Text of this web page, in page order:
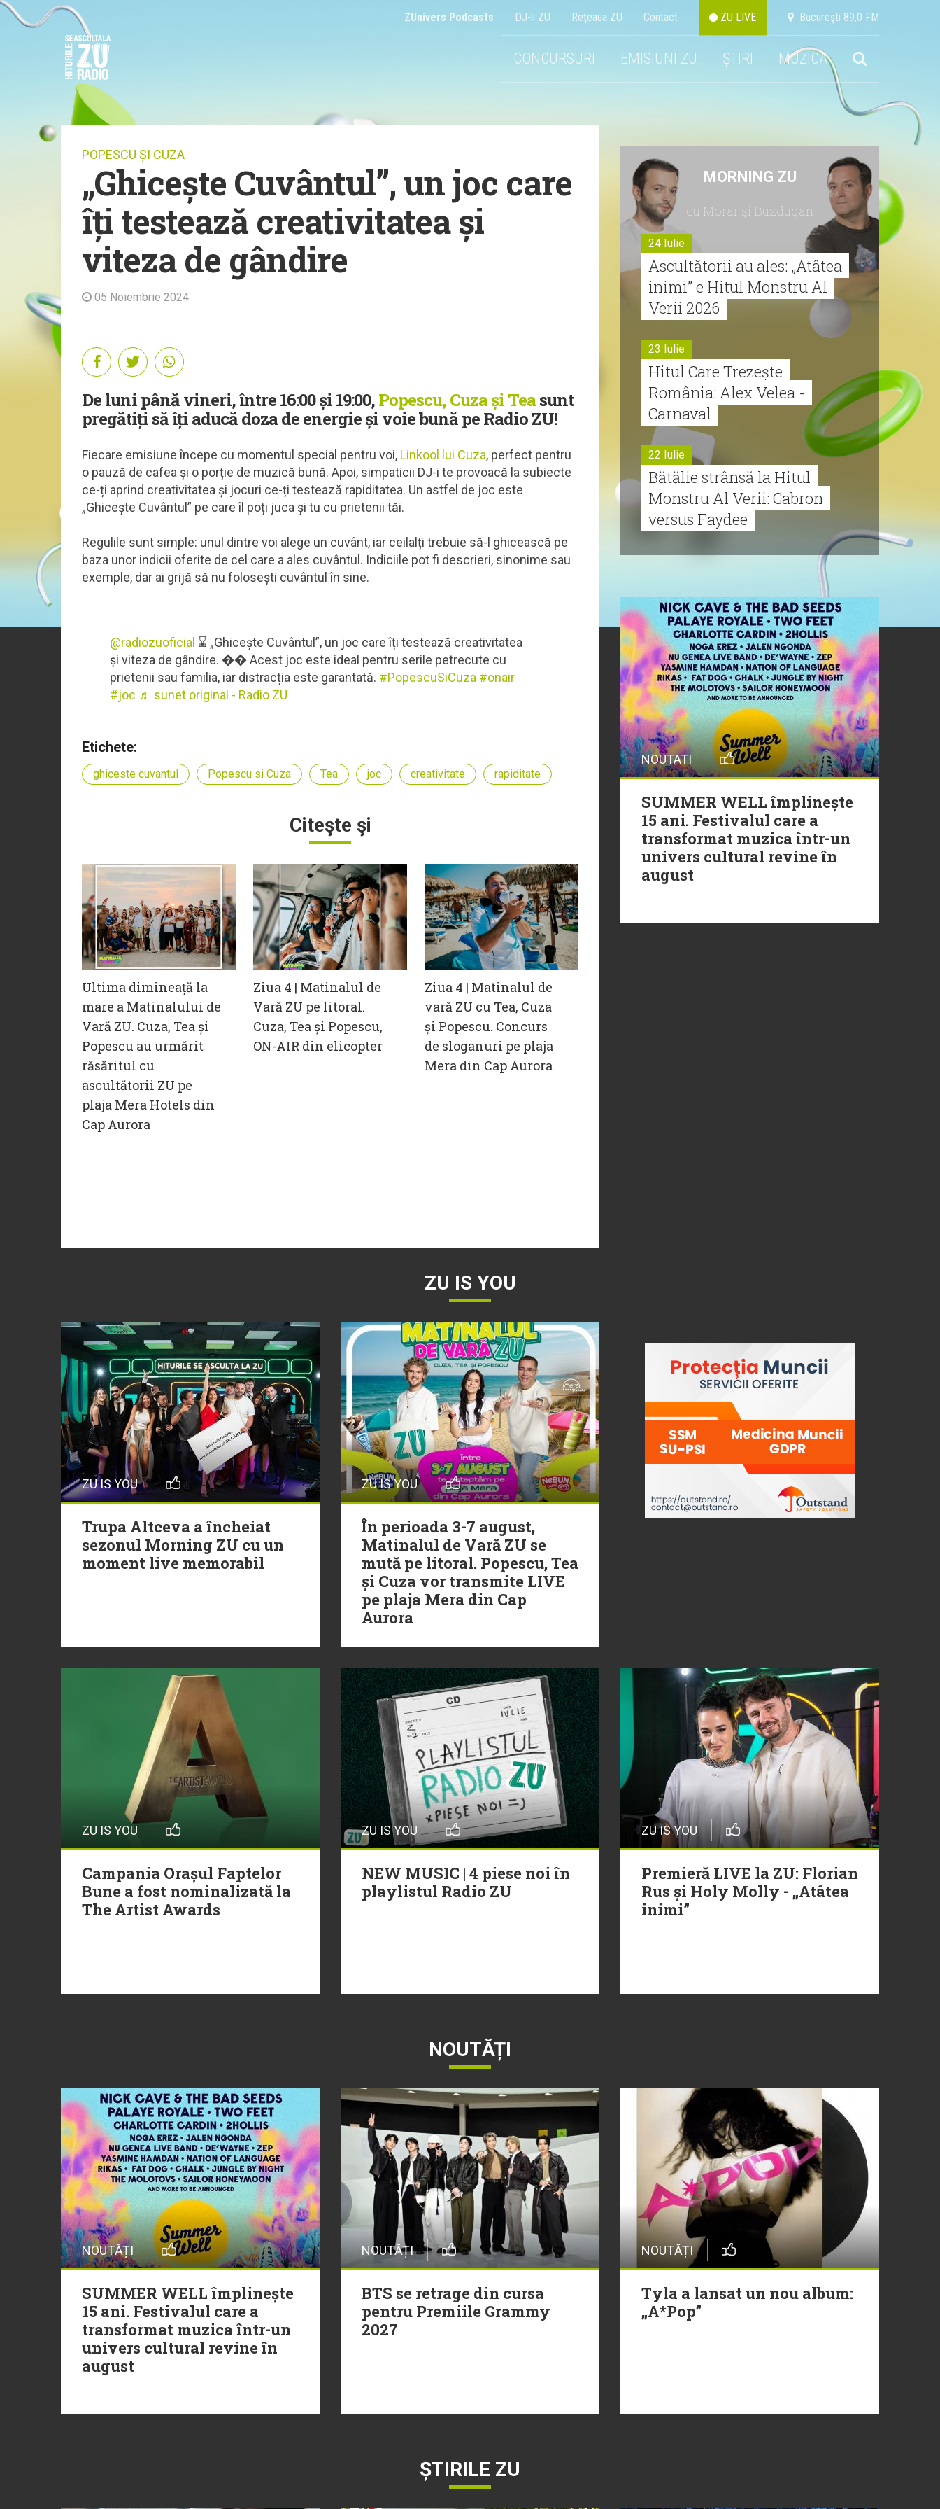
ZUnivers Podcasts DJ-ii ZU Reţeaua ZU Contact ZU LIVE Bucureşti 89,0 FM
CONCURSURI EMISIUNI ZU ȘTIRI MUZICA
POPESCU ȘI CUZA
„Ghicește Cuvântul”, un joc care
îți testează creativitatea și
viteza de gândire
05 Noiembrie 2024
De luni până vineri, între 16:00 și 19:00,Popescu, Cuza și Teasunt
pregătiți să îți aducă doza de energie și voie bună pe Radio ZU!
Fiecare emisiune începe cu momentul special pentru voi, Linkool lui Cuza, perfect pentru
o pauză de cafea și o porție de muzică bună. Apoi, simpaticii DJ-i te provoacă la subiecte
ce-ți aprind creativitatea și jocuri ce-ți testează rapiditatea. Un astfel de joc este
„Ghicește Cuvântul” pe care îl poți juca și tu cu prietenii tăi.
Regulile sunt simple: unul dintre voi alege un cuvânt, iar ceilalți trebuie să-l ghicească pe
baza unor indicii oferite de cel care a ales cuvântul. Indiciile pot fi descrieri, sinonime sau
exemple, dar ai grijă să nu folosești cuvântul în sine.
@radiozuoficial ⌛️ „Ghicește Cuvântul”, un joc care îți testează creativitatea
și viteza de gândire. �� Acest joc este ideal pentru serile petrecute cu
prietenii sau familia, iar distracția este garantată. #PopescuSiCuza #onair
#joc ♬ sunet original - Radio ZU
Etichete:
ghiceste cuvantul Popescu si Cuza Tea joc creativitate rapiditate
Citeşte şi
Ultima dimineață la
mare a Matinalului de
Vară ZU. Cuza, Tea și
Popescu au urmărit
răsăritul cu
ascultătorii ZU pe
plaja Mera Hotels din
Cap Aurora
Ziua 4 | Matinalul de
Vară ZU pe litoral.
Cuza, Tea și Popescu,
ON-AIR din elicopter
Ziua 4 | Matinalul de
vară ZU cu Tea, Cuza
și Popescu. Concurs
de sloganuri pe plaja
Mera din Cap Aurora
MORNING ZU
cu Morar şi Buzdugan
24 Iulie
Ascultătorii au ales: „Atâtea
inimi” e Hitul Monstru Al
Verii 2026
23 Iulie
Hitul Care Trezește
România: Alex Velea -
Carnaval
22 Iulie
Bătălie strânsă la Hitul
Monstru Al Verii: Cabron
versus Faydee
Cabron vine cu Hitul
Monstru al Verii
20 Iulie
Episod nou | Muzica Aia x
DJ Christian Thomson
20 Iulie
Torpedoul lui Morar: Theo
Rose - „Ceai lângă tine”
NOUTATI
SUMMER WELL împlinește
15 ani. Festivalul care a
transformat muzica într-un
univers cultural revine în
august
ZU IS YOU
ZU IS YOU
Trupa Altceva a încheiat
sezonul Morning ZU cu un
moment live memorabil
ZU IS YOU
În perioada 3-7 august,
Matinalul de Vară ZU se
mută pe litoral. Popescu, Tea
și Cuza vor transmite LIVE
pe plaja Mera din Cap
Aurora
ZU IS YOU
Campania Orașul Faptelor
Bune a fost nominalizată la
The Artist Awards
ZU IS YOU
NEW MUSIC | 4 piese noi în
playlistul Radio ZU
ZU IS YOU
Premieră LIVE la ZU: Florian
Rus și Holy Molly - „Atâtea
inimi”
NOUTĂȚI
NOUTĂȚI
SUMMER WELL împlinește
15 ani. Festivalul care a
transformat muzica într-un
univers cultural revine în
august
NOUTĂȚI
BTS se retrage din cursa
pentru Premiile Grammy
2027
NOUTĂȚI
Tyla a lansat un nou album:
„A*Pop”
ȘTIRILE ZU